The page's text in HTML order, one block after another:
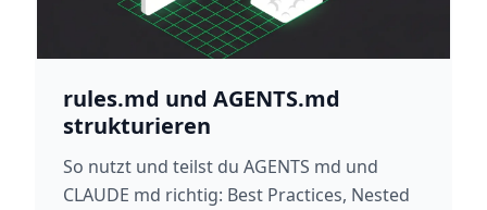
rules.md und AGENTS.md
strukturieren
So nutzt und teilst du AGENTS md und
CLAUDE md richtig: Best Practices, Nested